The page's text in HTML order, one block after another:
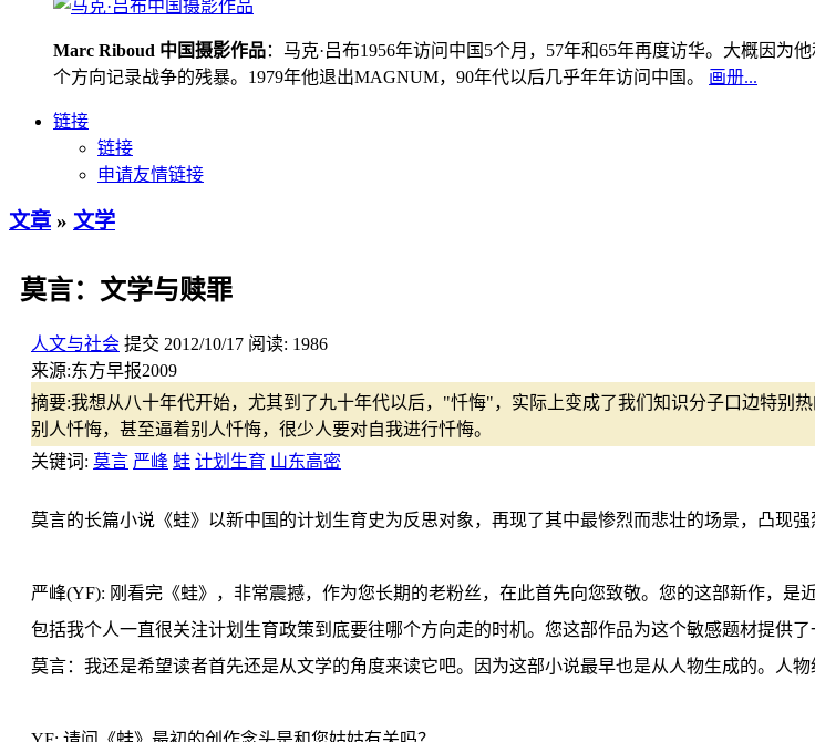
Marc Riboud 中国摄影作品：马克·吕布1956年访问中国5个月，57年和65年再度访华。大概因
个方向记录战争的残暴。1979年他退出MAGNUM，90年代以后几乎年年访问中国。 画册...
链接
链接
申请友情链接
文章 » 文学
莫言：文学与赎罪
人文与社会 提交 2012/10/17 阅读: 1986
来源:东方早报2009
摘要:我想从八十年代开始，尤其到了九十年代以后，"忏悔"，实际上变成了我们知识分子口边特别
别人忏悔，甚至逼着别人忏悔，很少人要对自我进行忏悔。
关键词: 莫言 严峰 蛙 计划生育 山东高密
莫言的长篇小说《蛙》以新中国的计划生育史为反思对象，再现了其中最惨烈而悲壮的场景，凸现强
严峰(YF): 刚看完《蛙》，非常震撼，作为您长期的老粉丝，在此首先向您致敬。您的这部新作，是
包括我个人一直很关注计划生育政策到底要往哪个方向走的时机。您这部作品为这个敏感题材提供了
莫言：我还是希望读者首先还是从文学的角度来读它吧。因为这部小说最早也是从人物生成的。人